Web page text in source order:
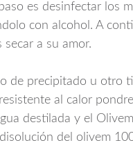
es desinfectar los
con alcohol. A
secar a su amor.
de precipitado u otro
al calor
destilada y el
del olivem